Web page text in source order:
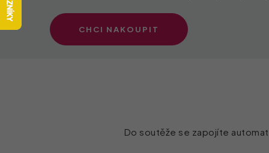
CHCI NAKOUPIT
Do soutěže se zapojíte